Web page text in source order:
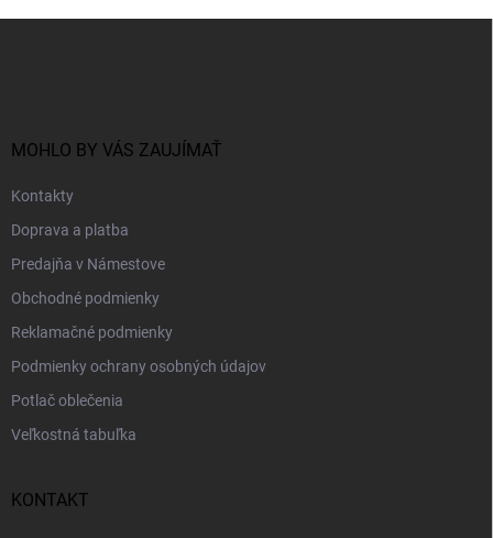
MOHLO BY VÁS ZAUJÍMAŤ
Kontakty
Doprava a platba
Predajňa v Námestove
Obchodné podmienky
Reklamačné podmienky
Podmienky ochrany osobných údajov
Potlač oblečenia
Veľkostná tabuľka
KONTAKT